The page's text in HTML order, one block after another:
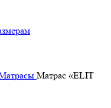
Матрас «ELIT